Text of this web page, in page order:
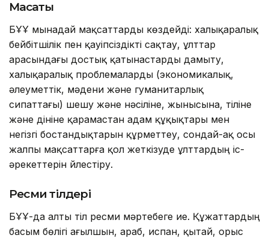
Мақсаты
БҰҰ мынадай мақсаттарды көздейді: халықаралық
бейбітшілік пен қауіпсіздікті сақтау, ұлттар
арасындағы достық қатынастарды дамыту,
халықаралық проблемаларды (экономикалық,
әлеуметтік, мәдени және гуманитарлық
сипаттағы) шешу және нәсіліне, жынысына, тіліне
және дініне қарамастан адам құқықтары мен
негізгі бостандықтарын құрметтеу, сондай-ақ осы
жалпы мақсаттарға қол жеткізуде ұлттардың іс-
әрекеттерін үйлестіру.
Ресми тілдері
БҰҰ-да алты тіл ресми мәртебеге ие. Құжаттардың
басым бөлігі ағылшын, араб, испан, қытай, орыс